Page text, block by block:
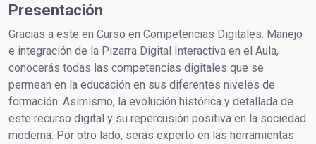
Presentación
Gracias a este en Curso en Competencias Digitales: Manejo
e integración de la Pizarra Digital Interactiva en el Aula,
conocerás todas las competencias digitales que se
permean en la educación en sus diferentes niveles de
formación. Asimismo, la evolución histórica y detallada de
este recurso digital y su repercusión positiva en la sociedad
moderna. Por otro lado, serás experto en las herramientas